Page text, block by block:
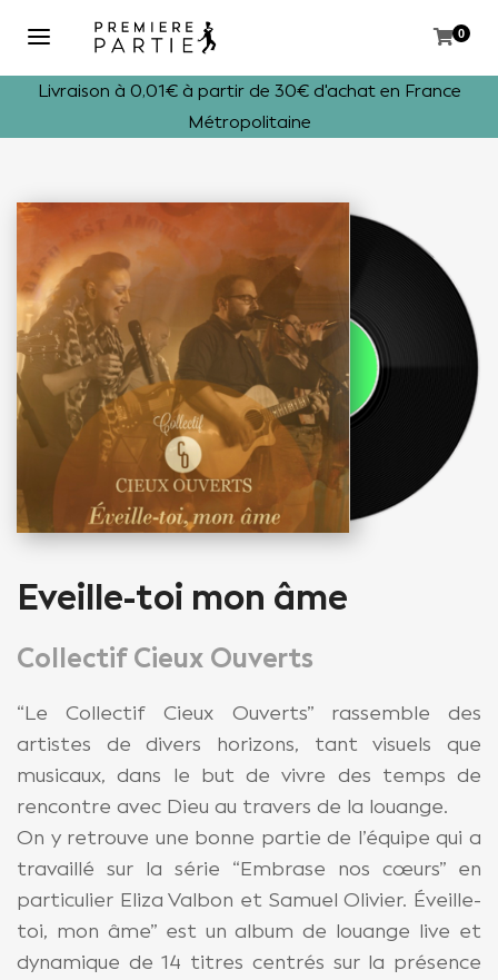
0
Livraison à 0,01€ à partir de 30€ d'achat en France
Métropolitaine
Eveille-toi mon âme
Collectif Cieux Ouverts
“Le Collectif Cieux Ouverts” rassemble des
artistes de divers horizons, tant visuels que
musicaux, dans le but de vivre des temps de
rencontre avec Dieu au travers de la louange.
On y retrouve une bonne partie de l’équipe qui a
travaillé sur la série “Embrase nos cœurs” en
particulier Eliza Valbon et Samuel Olivier. Éveille-
toi, mon âme” est un album de louange live et
dynamique de 14 titres centrés sur la présence